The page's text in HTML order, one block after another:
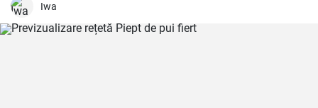
Iwa